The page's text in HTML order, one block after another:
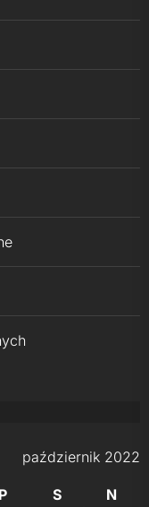
październik 2022
P S
N